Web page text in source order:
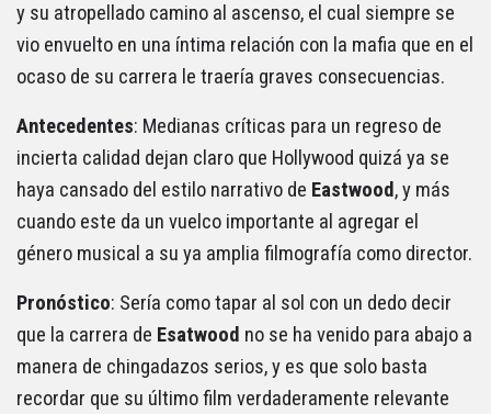
y su atropellado camino al ascenso, el cual siempre se
vio envuelto en una íntima relación con la mafia que en el
ocaso de su carrera le traería graves consecuencias.
Antecedentes: Medianas críticas para un regreso de
incierta calidad dejan claro que Hollywood quizá ya se
haya cansado del estilo narrativo de Eastwood, y más
cuando este da un vuelco importante al agregar el
género musical a su ya amplia filmografía como director.
Pronóstico: Sería como tapar al sol con un dedo decir
que la carrera de Esatwood no se ha venido para abajo a
manera de chingadazos serios, y es que solo basta
recordar que su último film verdaderamente relevante